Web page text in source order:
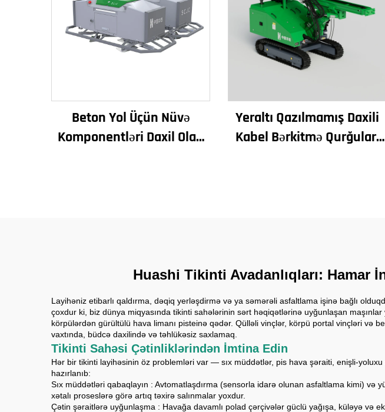
Beton Yol Üçün Nüvə
Komponentləri Daxil Olan
Yeraltı Qazılmamış Daxili
Kabel Bərkitmə Qurğuları
Huashi Tikinti Avadanlıqları: Hamar
Layihəniz etibarlı qaldırma, dəqiq yerləşdirmə və ya səmərəli asfaltlama işinə bağlı
çoxdur ki, biz dünya miqyasında tikinti sahələrinin sərt həqiqətlərinə uyğunlaşan
körpülərdən gürültülü hava limanı pisteinə qədər. Qülləli vinçlər, körpü portal vinçləri və
vaxtında, büdcə daxilində və təhlükəsiz saxlamaq.
Tikinti Sahəsi Çətinliklərindən İmtina Edin
Hər bir tikinti layihəsinin öz problemləri var — sıx müddətlər, pis hava şəraiti, enişli-
hazırlanıb:
Sıx müddətləri qabaqlayın : Avtomatlaşdırma (sensorla idarə olunan asfaltlama kimi) və
xətalı proseslərə görə artıq təxirə salınmalar yoxdur.
Çətin şəraitlərə uyğunlaşma : Havağa davamlı polad çərçivələr güclü yağışa, küləyə və